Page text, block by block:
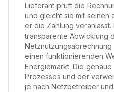
Lieferant prüft die
und gleicht sie mit
er die Zahlung
transparente Abwicklung
einen funktionierenden
Energiemarkt. Die
Prozesses und der
je nach Netzbetreiber